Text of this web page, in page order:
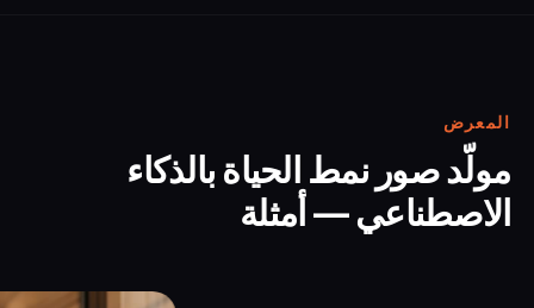
المعرض
مولّد صور نمط الحياة بالذكاء
الاصطناعي — أمثلة